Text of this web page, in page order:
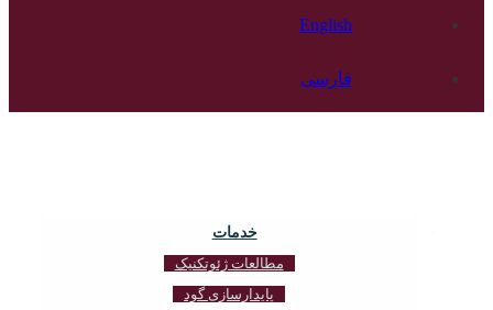
English
فارسی
خدمات
مطالعات ژئوتکنیک
پایدارسازی گود